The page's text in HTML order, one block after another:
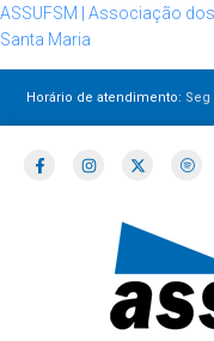
ASSUFSM | Associação
Santa Maria
Horário de atendimento: